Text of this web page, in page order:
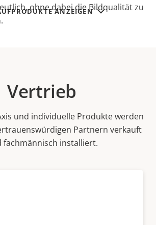
ohne dabei die Bildqualität zu
ANZEIGEN
Vertrieb
und individuelle Produkte werden
Partnern verkauft
fachmännisch installiert.